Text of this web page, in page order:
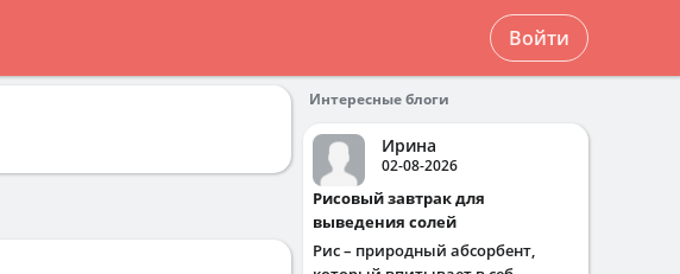
Войти
Интересные блоги
Ирина
02-08-2026
Рисовый завтрак для
выведения солей
Рис – природный абсорбент,